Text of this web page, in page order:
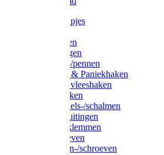
Simplexknipjes
Sleutelringen
Gelaste ringen
Borgveren-/pennen
Musketons & Paniekhaken
S-haken & vleeshaken
Karabijnhaken
Noodschakels-/schalmen
Harp-/D-sluitingen
Staaldraadklemmen
Spanschroeven
Ringmoeren-/schroeven